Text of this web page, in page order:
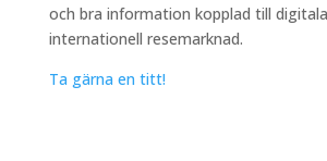
och bra information kopplad till
internationell resemarknad.
Ta gärna en titt!